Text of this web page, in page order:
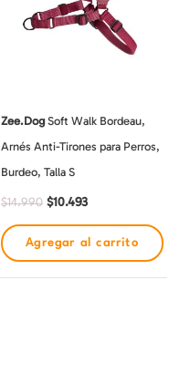
Zee.DogSoft Walk Bordeau,
Arnés Anti-Tirones para Perros,
Burdeo, Talla S
$14.990 $10.493
Agregar al carrito